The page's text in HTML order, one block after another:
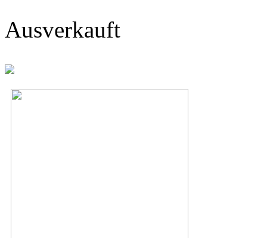
Ausverkauft